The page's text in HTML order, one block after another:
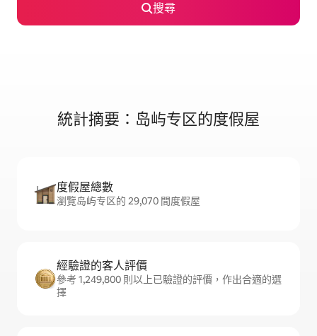
搜尋
統計摘要：岛屿专区的度假屋
度假屋總數
瀏覽岛屿专区的 29,070 間度假屋
經驗證的客人評價
參考 1,249,800 則以上已驗證的評價，作出合適的選
擇